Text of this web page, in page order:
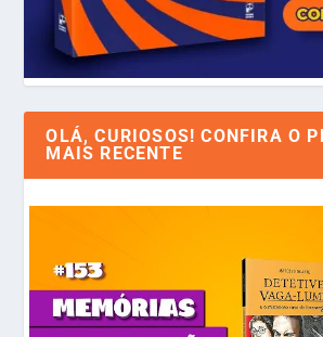
OLÁ, CURIOSOS! CONFIRA O
MAIS RECENTE